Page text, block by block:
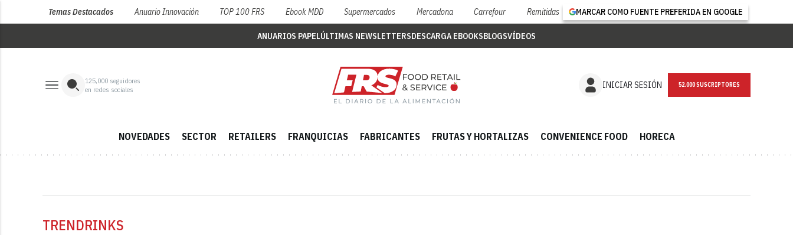
Temas Destacados Anuario Innovación TOP 100 FRS Ebook MDD Supermercados Mercadona Carrefour Remitidas MARCAR COMO FUENTE PREFERIDA EN GOOGLE
ANUARIOS PAPELÚLTIMAS NEWSLETTERSDESCARGA EBOOKSBLOGSVÍDEOS
125,000 seguidores
en redes sociales
INICIAR SESIÓN NEWSLETTER
NOVEDADES SECTOR RETAILERS FRANQUICIAS FABRICANTES FRUTAS Y HORTALIZAS CONVENIENCE FOOD HORECA
TRENDRINKS